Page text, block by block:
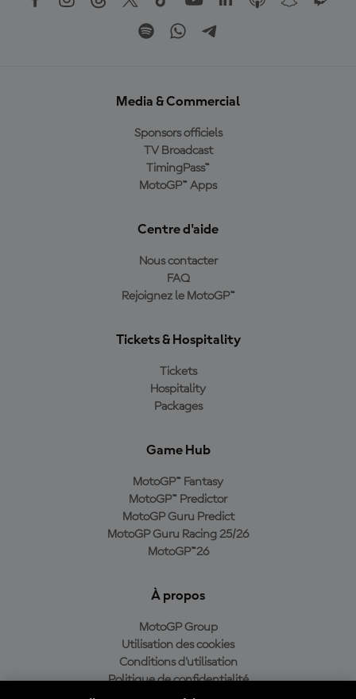
Media & Commercial
Sponsors officiels
TV Broadcast
TimingPass™
MotoGP™ Apps
Centre d'aide
Nous contacter
FAQ
Rejoignez le MotoGP™
Tickets & Hospitality
Tickets
Hospitality
Packages
Game Hub
MotoGP™ Fantasy
MotoGP™ Predictor
MotoGP Guru Predict
MotoGP Guru Racing 25/26
MotoGP™26
À propos
MotoGP Group
Utilisation des cookies
Conditions d'utilisation
Politique de confidentialité